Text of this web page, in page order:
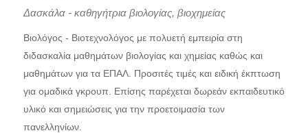
Δασκάλα - καθηγήτρια βιολογίας, βιοχημείας
Βιολόγος - Βιοτεχνολόγος με πολυετή εμπειρία στη
διδασκαλία μαθημάτων βιολογίας και χημείας καθώς και
μαθημάτων για τα ΕΠΑΛ. Προσιτές τιμές και ειδική έκπτωση
για ομαδικά γκρουπ. Επίσης παρέχεται δωρεάν εκπαιδευτικό
υλικό και σημειώσεις για την προετοιμασία των
πανελληνίων.